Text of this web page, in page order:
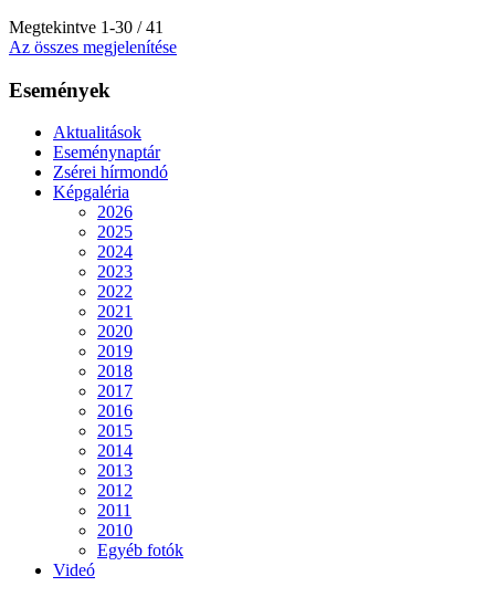
Megtekintve 1-30 / 41
Az összes megjelenítése
Események
Aktualitások
Eseménynaptár
Zsérei hírmondó
Képgaléria
2026
2025
2024
2023
2022
2021
2020
2019
2018
2017
2016
2015
2014
2013
2012
2011
2010
Egyéb fotók
Videó